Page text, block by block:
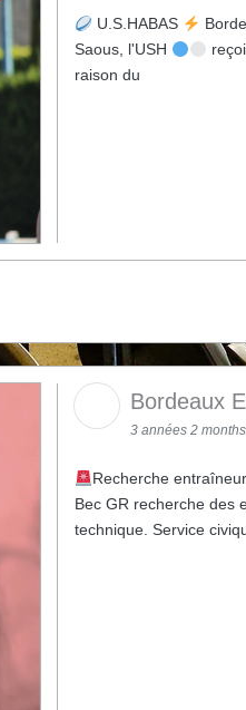
U.S.HABAS
Saous, l'USH
raison du
Bordeaux
3 années 2
Recherche
Bec GR recherche des
technique. Service